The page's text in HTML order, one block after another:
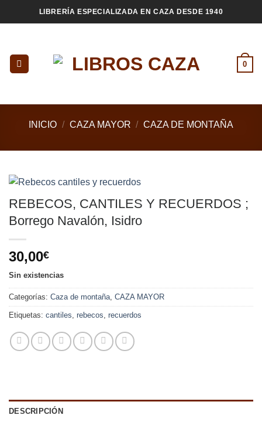
al
LIBRERÍA ESPECIALIZADA EN CAZA DESDE 1940
0
INICIO / CAZA MAYOR / CAZA DE MONTAÑA
REBECOS, CANTILES Y RECUERDOS ;
Borrego Navalón, Isidro
30,00€
Sin existencias
Categorías: Caza de montaña, CAZA MAYOR
Etiquetas: cantiles, rebecos, recuerdos
DESCRIPCIÓN